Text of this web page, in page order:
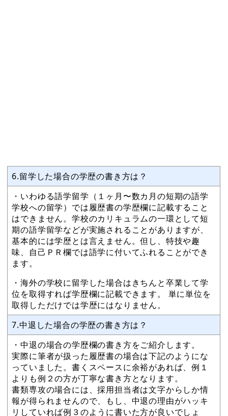
6.留学した場合の学歴の書き方は？
・いわゆる語学留学（１ヶ月〜数カ月の短期の語学
学校への留学）では履歴書の学歴欄に記載すること
はできません。学校のカリキュラムの一環として短
期の語学留学などが実施されることがありますが、
基本的には学歴とは言えません。但し、特技や趣
味、自己ＰＲ欄では語学に付いてふれることができ
ます。
・海外の学校に留学した場合はきちんと卒業して学
位を取得すれば学歴欄に記載できます。 単に単位を
取得しただけでは学歴にはなりません。
7.中退した場合の学歴の書き方は？
・中退の場合の学歴欄の書き方をご紹介します。
実際に筆者が扱った履歴書の場合は下記のようにな
っていました。書くスペースに余裕があれば、例１
よりも例２の方が丁寧な書き方となります。
書類専攻の場合には、採用担当者は文字からしか情
報が得られませんので、もし、中退の理由がハッキ
リしていれば例３のように書いた方が良いでしょ